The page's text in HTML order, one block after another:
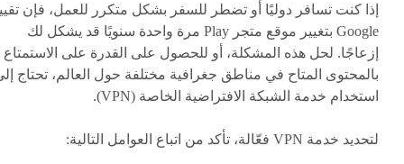
إذا كنت تسافر دوليًا أو تضطر للسفر بشكل متكرر للعمل، فإن
Google بتغيير موقع متجر Play مرة واحدة سنويًا قد يشكل لك
إزعاجًا. لحل هذه المشكلة، أو للحصول على القدرة على الاستمتاع
بالمحتوى المتاح في مناطق جغرافية مختلفة حول العالم، تحتاج
استخدام خدمة الشبكة الافتراضية الخاصة (VPN).
لتحديد خدمة VPN فعّالة، تأكد من اتباع العوامل التالية: